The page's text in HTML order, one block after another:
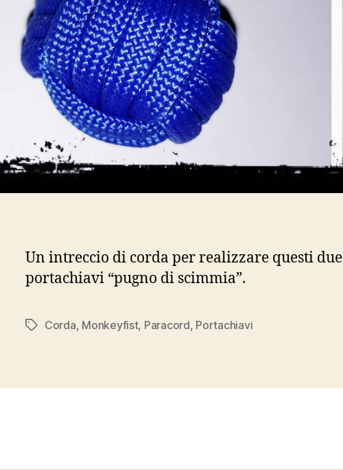
Un intreccio di corda per realizzare questi due
portachiavi “pugno di scimmia”.
Tag Corda, Monkeyfist, Paracord, Portachiavi